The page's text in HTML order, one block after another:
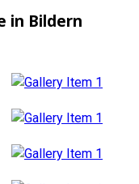
in Bildern